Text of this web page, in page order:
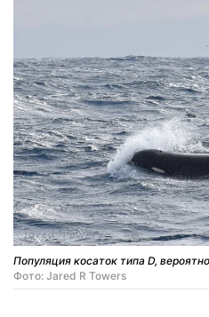
Популяция косаток типа D,
Фото: Jared R Towers